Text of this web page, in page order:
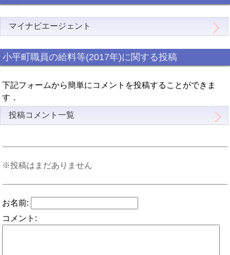
マイナビエージェント
小平町職員の給料等(2017年)に関する投稿
下記フォームから簡単にコメントを投稿することができま
す．
投稿コメント一覧
※投稿はまだありません
お名前:
コメント: